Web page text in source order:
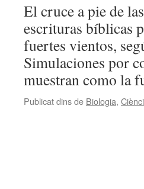
El cruce a pie de
escrituras bíblicas
fuertes vientos,
Simulaciones por
muestran como la
Publicat dins de Biologia,